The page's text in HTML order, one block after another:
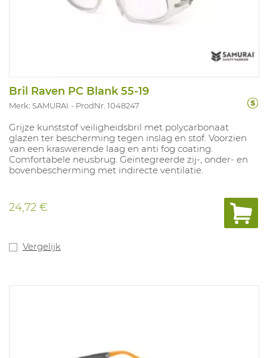
Bril Raven PC Blank 55-19
Merk: SAMURAI ProdNr. 1048247
Grijze kunststof veiligheidsbril met polycarbonaat
glazen ter bescherming tegen inslag en stof. Voorzien
van een kraswerende laag en anti fog coating.
Comfortabele neusbrug. Geïntegreerde zij-, onder- en
bovenbescherming met indirecte ventilatie.
24,72 €
Vergelijk